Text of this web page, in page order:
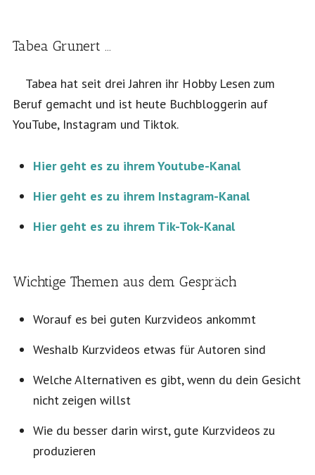
Tabea Grunert …
Tabea hat seit drei Jahren ihr Hobby Lesen zum
Beruf gemacht und ist heute Buchbloggerin auf
YouTube, Instagram und Tiktok.
Hier geht es zu ihrem Youtube-Kanal
Hier geht es zu ihrem Instagram-Kanal
Hier geht es zu ihrem Tik-Tok-Kanal
Wichtige Themen aus dem Gespräch
Worauf es bei guten Kurzvideos ankommt
Weshalb Kurzvideos etwas für Autoren sind
Welche Alternativen es gibt, wenn du dein Gesicht
nicht zeigen willst
Wie du besser darin wirst, gute Kurzvideos zu
produzieren